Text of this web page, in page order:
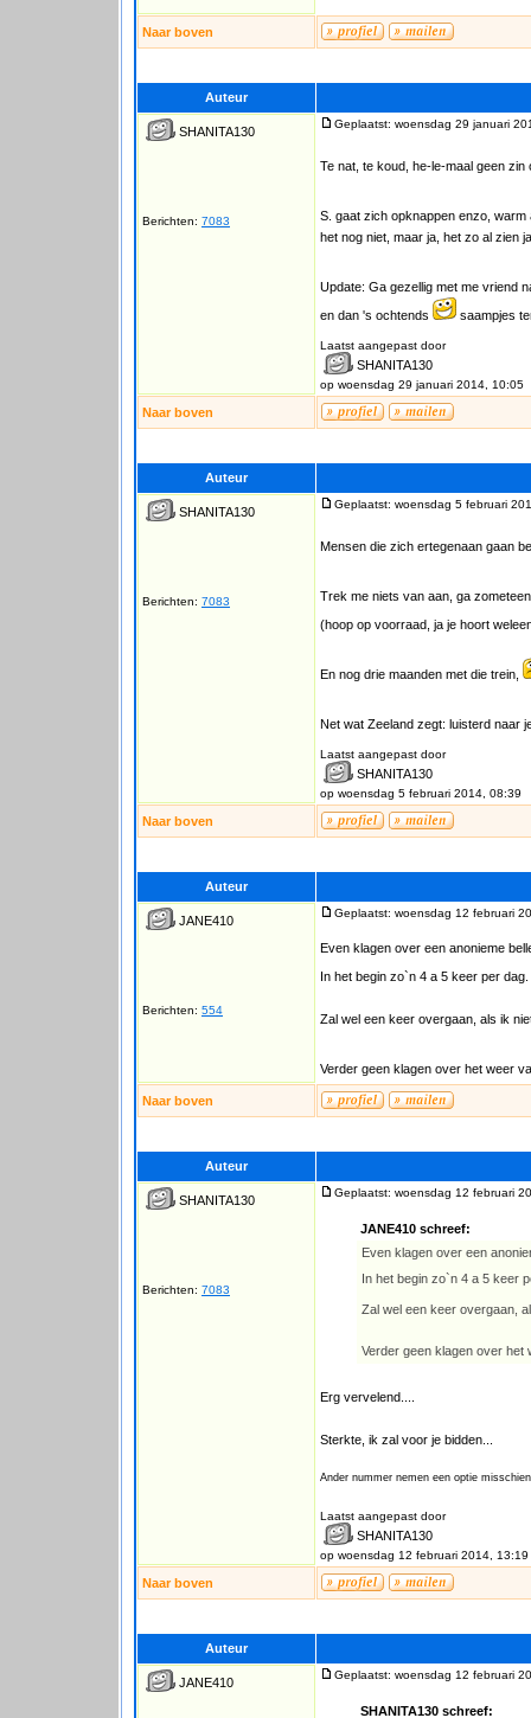
Naar boven
Auteur
SHANITA130
Berichten: 7083
Geplaatst: woensdag 29 januari
Te nat, te koud, he-le-maal geen
S. gaat zich opknappen enzo,
het nog niet, maar ja, het zo al zien
Update: Ga gezellig met me vriend
en dan 's ochtends
saampjes
Laatst aangepast door
SHANITA130
op woensdag 29 januari 2014, 10:05
Naar boven
Auteur
SHANITA130
Berichten: 7083
Geplaatst: woensdag 5 februari
Mensen die zich ertegenaan gaan
Trek me niets van aan, ga
(hoop op voorraad, ja je hoort
En nog drie maanden met die trein,
Net wat Zeeland zegt: luisterd naar
Laatst aangepast door
SHANITA130
op woensdag 5 februari 2014, 08:39
Naar boven
Auteur
JANE410
Berichten: 554
Geplaatst: woensdag 12 februari
Even klagen over een anonieme
In het begin zo`n 4 a 5 keer per
Zal wel een keer overgaan, als ik
Verder geen klagen over het weer
Naar boven
Auteur
SHANITA130
Berichten: 7083
Geplaatst: woensdag 12 februari
JANE410 schreef:
Even klagen over een
In het begin zo`n 4 a 5 keer
Zal wel een keer overgaan,
Verder geen klagen over het
Erg vervelend....
Sterkte, ik zal voor je bidden...
Ander nummer nemen een optie
Laatst aangepast door
SHANITA130
op woensdag 12 februari 2014, 13:19
Naar boven
Auteur
JANE410
Geplaatst: woensdag 12 februari
SHANITA130 schreef: